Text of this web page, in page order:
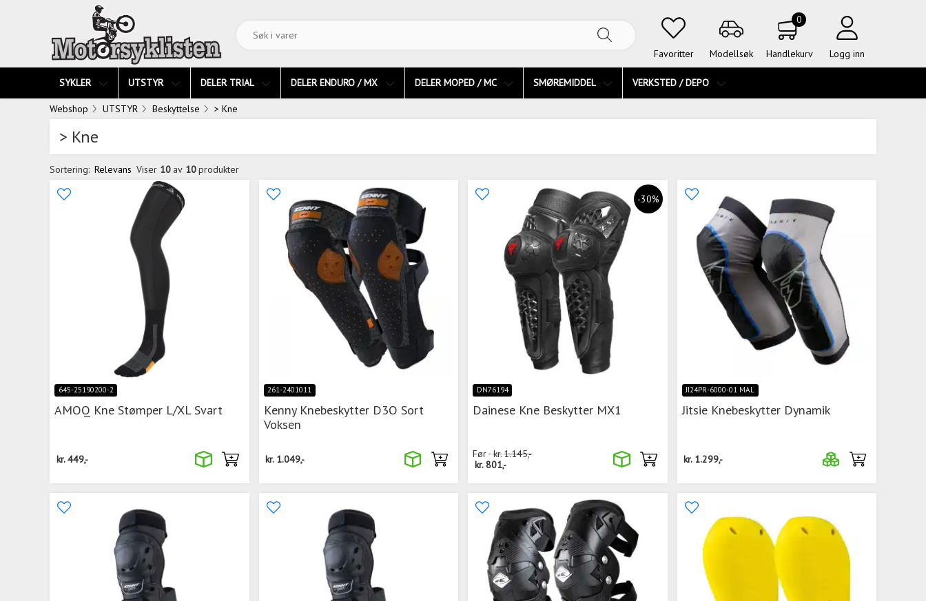
Favoritter Modellsøk
0
Handlekurv Logg inn
SYKLER UTSTYR DELER TRIAL DELER ENDURO / MX DELER MOPED / MC SMØREMIDDEL VERKSTED / DEPO
Webshop UTSTYR Beskyttelse > Kne
> Kne
Sortering: Relevans Viser 10 av 10produkter
645-25190200-2
AMOQ Kne Stømper L/XL Svart
kr.449,-
261-2401011
Kenny Knebeskytter D3O Sort
Voksen
kr. 1.049,-
-30%
DN76194
Dainese Kne Beskytter MX1
Før kr.1.145,-
kr.801,-
JI24PR-6000-01 MAL
Jitsie Knebeskytter Dynamik
kr. 1.299,-